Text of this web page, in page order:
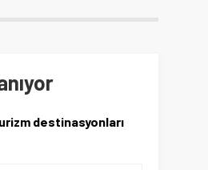
destinasyonları